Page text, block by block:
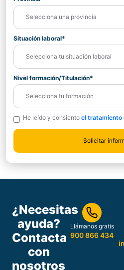
Situación laboral*
Nivel formación/Titulación*
He leído y consiento el tratamiento
¿Necesitas
ayuda?
Contacta
con
nosotros
Llámanos gratis
900 866 434